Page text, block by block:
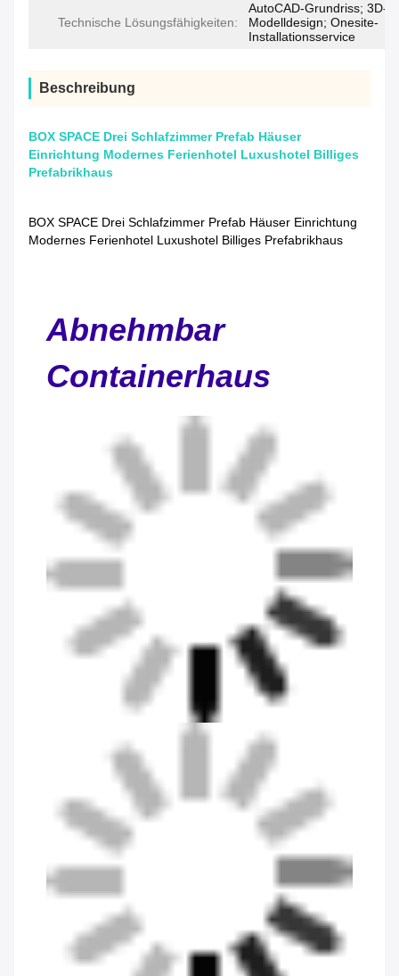
Technische Lösungsfähigkeiten:
AutoCAD-Grundriss; 3D-
Modelldesign; Onesite-
Installationsservice
Beschreibung
BOX SPACE Drei Schlafzimmer Prefab Häuser
Einrichtung Modernes Ferienhotel Luxushotel Billiges
Prefabrikhaus
BOX SPACE Drei Schlafzimmer Prefab Häuser Einrichtung
Modernes Ferienhotel Luxushotel Billiges Prefabrikhaus
Abnehmbar
Containerhaus